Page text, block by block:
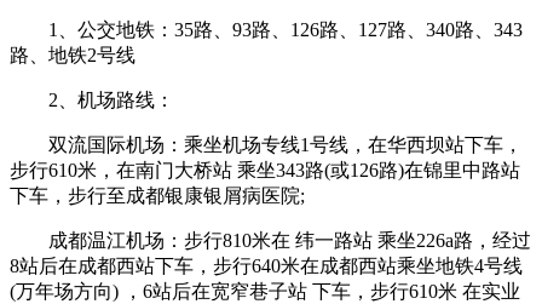
1、公交地铁：35路、93路、126路、127路、340路、343
路、地铁2号线
2、机场路线：
双流国际机场：乘坐机场专线1号线，在华西坝站下车，
步行610米，在南门大桥站 乘坐343路(或126路)在锦里中路站
下车，步行至成都银康银屑病医院;
成都温江机场：步行810米在 纬一路站 乘坐226a路，经过
8站后在成都西站下车，步行640米在成都西站乘坐地铁4号线
(万年场方向) ，6站后在宽窄巷子站 下车，步行610米 在实业